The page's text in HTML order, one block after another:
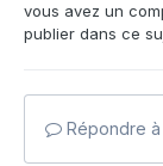
vous avez un
publier dans ce
Répondre